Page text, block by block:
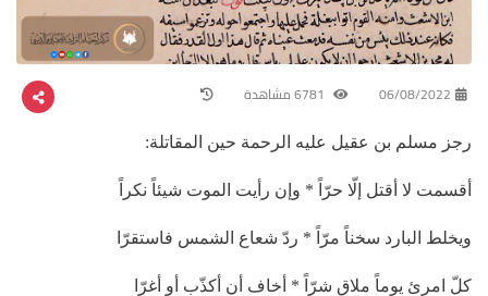
06/08/2022
رجز مسلم بن عقيل عليه الرحمة حين المقاتلة:
أقسمت لا أقتل إلّا حرّاً * وإن رأيت الموت شيئاً نكراً
ويخلط البارد سخناً مرّاً * ردّ شعاع الشمس فاستقرّا
كلّ امرئ يوماً ملاقٍ شرّاً * أخاف أن أكذّب أو أغرّا